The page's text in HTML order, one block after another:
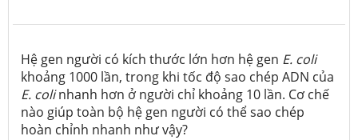
Hệ gen người có kích thước lớn hơn hệ gen E. coli
khoảng 1000 lần, trong khi tốc độ sao chép ADN của
E. colinhanh hơn ở người chỉ khoảng 10 lần. Cơ chế
nào giúp toàn bộ hệ gen người có thể sao chép
hoàn chỉnh nhanh như vậy?